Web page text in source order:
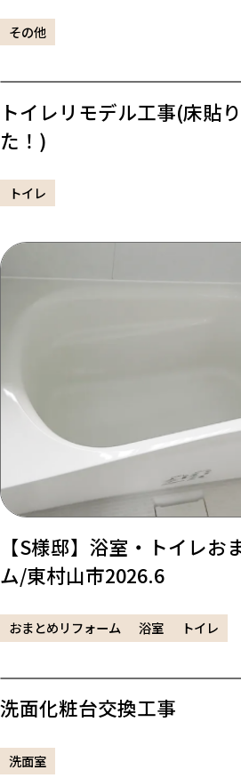
その他
トイレリモデル工事(床貼
た！)
トイレ
【S様邸】浴室・トイレお
ム/東村山市2026.6
おまとめリフォーム 浴室 トイレ
洗面化粧台交換工事
洗面室